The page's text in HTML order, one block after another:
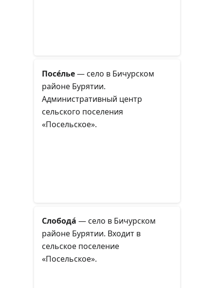
Посе́лье— село в Бичурском
районе Бурятии.
Административный центр
сельского поселения
«Посельское».
Слобода́ — село в Бичурском
районе Бурятии. Входит в
сельское поселение
«Посельское».